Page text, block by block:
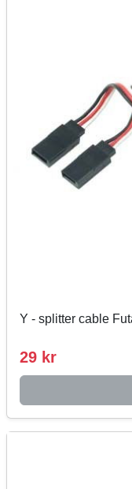
Y - splitter cable
29 kr